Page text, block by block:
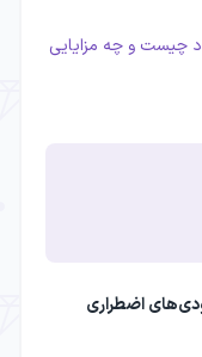
چیست و چه مزایایی
اضطراری